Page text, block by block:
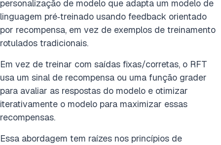
personalização de modelo que adapta um modelo de
linguagem pré‑treinado usando feedback orientado
por recompensa, em vez de exemplos de treinamento
rotulados tradicionais.
Em vez de treinar com saídas fixas/corretas, o RFT
usa um sinal de recompensa ou uma função grader
para avaliar as respostas do modelo e otimizar
iterativamente o modelo para maximizar essas
recompensas.
Essa abordagem tem raízes nos princípios de